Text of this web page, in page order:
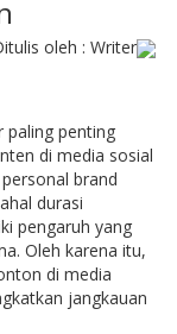
oleh : Writer
paling penting
di media sosial
brand
durasi
pengaruh yang
Oleh karena itu,
di media
jangkauan